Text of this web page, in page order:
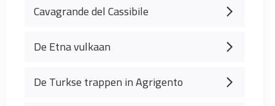
Cavagrande del Cassibile
De Etna vulkaan
De Turkse trappen in Agrigento